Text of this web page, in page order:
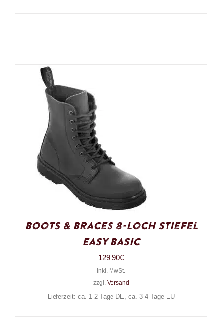
Boots & Braces 8-Loch Stiefel
Easy Basic
129,90€
Inkl. MwSt.
zzgl. Versand
Lieferzeit: ca. 1-2 Tage DE, ca. 3-4 Tage EU